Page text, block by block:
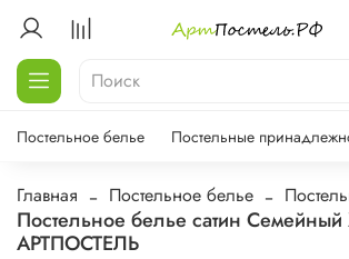
Постельное белье Постельные
Главная Постельное белье
Постельное белье сатин
АРТПОСТЕЛЬ